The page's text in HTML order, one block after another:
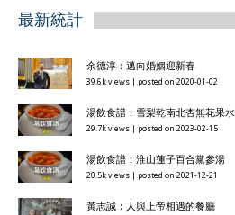
最新統計
余德淳：邁向婚姻迎新春
39.6k views | posted on 2020-01-02
湯飲食譜：雪梨乾南北杏無花果水
29.7k views | posted on 2023-02-15
湯飲食譜：淮山蓮子百合黨參湯
20.5k views | posted on 2021-12-21
黃志誠：人與上帝相遇的餐廳